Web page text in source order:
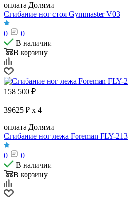
оплата Долями
Сгибание ног стоя Gymmaster V03
0
0
В наличии
В корзину
158 500 ₽
39625 ₽ x 4
оплата Долями
Сгибание ног лежа Foreman FLY-213
0
0
В наличии
В корзину